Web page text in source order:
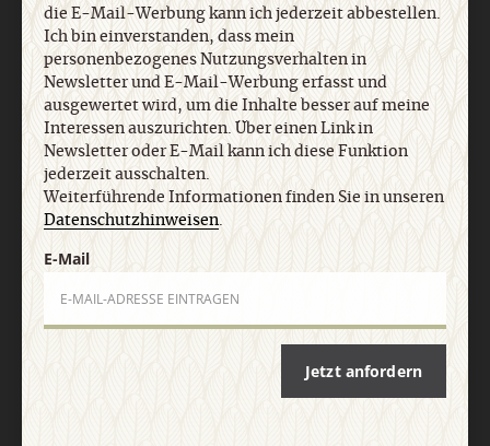
Nach oben
die E-Mail-Werbung kann ich jederzeit abbestellen.
Ich bin einverstanden, dass mein
personenbezogenes Nutzungsverhalten in
Newsletter und E-Mail-Werbung erfasst und
ausgewertet wird, um die Inhalte besser auf meine
Interessen auszurichten. Über einen Link in
Newsletter oder E-Mail kann ich diese Funktion
jederzeit ausschalten.
Weiterführende Informationen finden Sie in unseren
Datenschutzhinweisen.
E-Mail
Jetzt anfordern